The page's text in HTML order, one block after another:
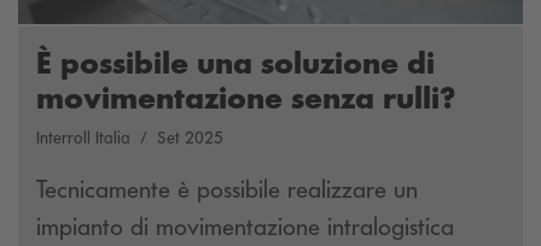
È possibile una soluzione di
movimentazione senza rulli?
Interroll Italia Set 2025
Tecnicamente è possibile realizzare un
impianto di movimentazione intralogistica